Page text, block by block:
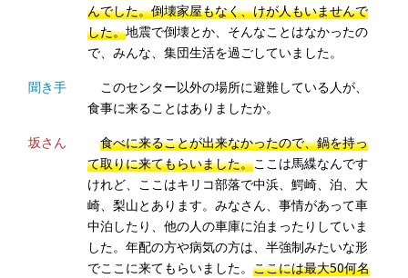
んでした。倒壊家屋もなく、けが人もいませんで
した。地震で倒壊とか、そんなことはなかったの
で、みんな、集団生活を過ごしていました。
聞き手
このセンター以外の場所に避難している人が、
食事に来ることはありましたか。
坂さん
食べに来ることが出来なかったので、鍋を持っ
て取りに来てもらいました。ここは馬緤なんです
けれど、ここはキリコ部落で中浜、鰐崎、泊、大
崎、梨山とあります。みなさん、事情があって車
中泊したり、他の人の車庫に泊まったりしていま
した。年配の方や病気の方は、半強制みたいな形
でここに来てもらいました。ここには最大50何名